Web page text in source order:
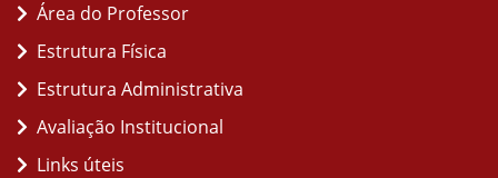
Área do Professor
Estrutura Física
Estrutura Administrativa
Avaliação Institucional
Links úteis